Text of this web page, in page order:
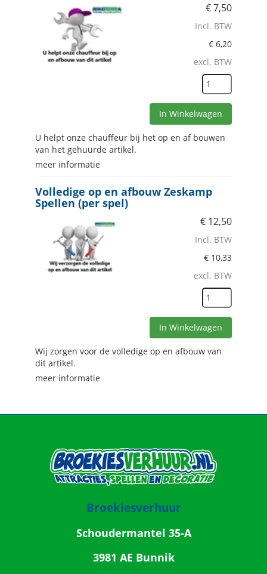
€7,50
Incl. BTW
€ 6,20
excl. BTW
In Winkelwagen
U helpt onze chauffeur bij het op en af bouwen
van het gehuurde artikel.
meer informatie
Volledige op en afbouw Zeskamp
Spellen (per spel)
€ 12,50
Incl. BTW
€ 10,33
excl. BTW
In Winkelwagen
Wij zorgen voor de volledige op en afbouw van
dit artikel.
meer informatie
Broekiesverhuur
Schoudermantel 35-A
3981 AE Bunnik